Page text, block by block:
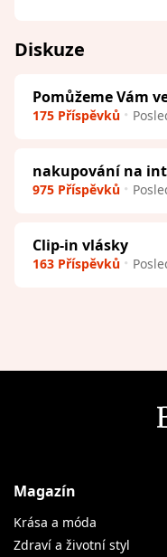
Diskuze
Pomůžeme Vám
175 Příspěvků
nakupování na
975 Příspěvků
Clip-in vlásky
163 Příspěvků
Magazín
Krása a móda
Zdraví a životní styl